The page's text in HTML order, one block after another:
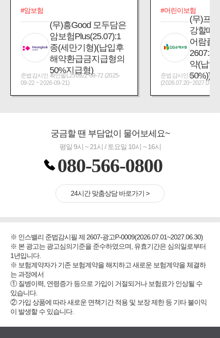
#암보험
(무)흥Good 모두담은
암보험Plus(25.07):1
종(세만기형)(납입후
해약환급금지급형의
50%지급형)
준법감시인 확인필L250922-09-72 (2025-
09-22 ~ 2026-09-21)
#어린이보험
(무)프
강할때
어람플
2607:
약(납입
50%))
준법감시인확인필_제
궁금할 땐 부담없이 물어보세요~
평일 9시 ~ 21시 / 토요일 10시 ~ 16시
080-566-0800
24시간 맞춤상담 바로가기 >
※ 인스밸리 준법감시필 제 2607-광고P-0009(2026.07.01~2027.06.30)
※ 본 광고는 광고심의기준을 준수하였으며, 유효기간은 심의일로부터
1년입니다.
※ 보험계약자가 기존 보험계약을 해지하고 새로운 보험계약을 체결하
는 과정에서
① 질병이력, 연령증가 등으로 가입이 거절되거나 보험료가 인상될 수
있습니다.
② 가입 상품에 따라 새로운 면책기간 적용 및 보장 제한 등 기타 불이익
이 발생할 수 있습니다.